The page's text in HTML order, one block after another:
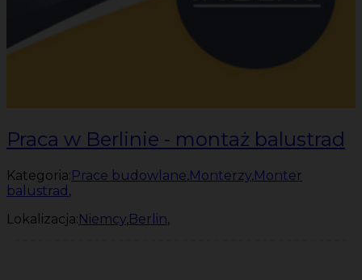
Praca w Berlinie - montaż balustrad
Kategoria:Prace budowlane,Monterzy,Monter
balustrad ,
Lokalizacja:Niemcy,Berlin,